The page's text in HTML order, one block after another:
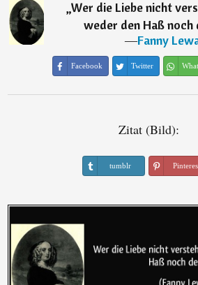
„Wer die Liebe nicht
weder den Haß noch
―Fanny
Facebook Twitter
Zitat (Bild):
tumblr